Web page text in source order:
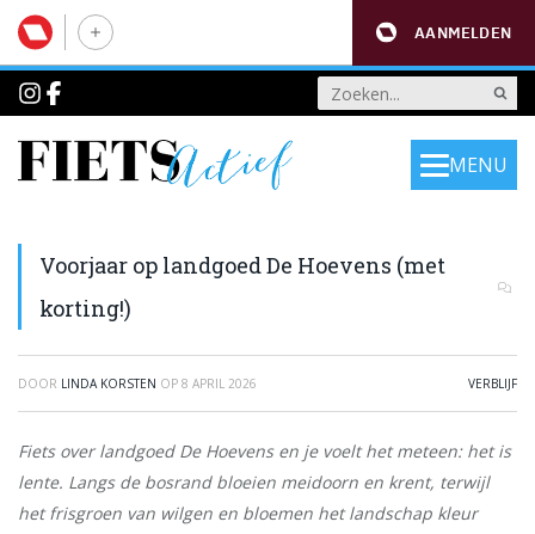
AANMELDEN
MENU
Voorjaar op landgoed De Hoevens (met
korting!)
DOOR LINDA KORSTEN OP 8 APRIL 2026 VERBLIJF
Fiets over landgoed De Hoevens en je voelt het meteen: het is
lente. Langs de bosrand bloeien meidoorn en krent, terwijl
het frisgroen van wilgen en bloemen het landschap kleur